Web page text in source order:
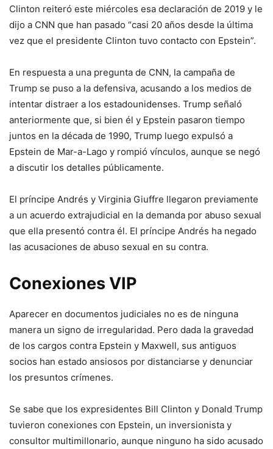
Clinton reiteró este miércoles esa declaración de 2019 y le
dijo a CNN que han pasado “casi 20 años desde la última
vez que el presidente Clinton tuvo contacto con Epstein”.
En respuesta a una pregunta de CNN, la campaña de
Trump se puso a la defensiva, acusando a los medios de
intentar distraer a los estadounidenses. Trump señaló
anteriormente que, si bien él y Epstein pasaron tiempo
juntos en la década de 1990, Trump luego expulsó a
Epstein de Mar-a-Lago y rompió vínculos, aunque se negó
a discutir los detalles públicamente.
El príncipe Andrés y Virginia Giuffre llegaron previamente
a un acuerdo extrajudicial en la demanda por abuso sexual
que ella presentó contra él. El príncipe Andrés ha negado
las acusaciones de abuso sexual en su contra.
Conexiones VIP
Aparecer en documentos judiciales no es de ninguna
manera un signo de irregularidad. Pero dada la gravedad
de los cargos contra Epstein y Maxwell, sus antiguos
socios han estado ansiosos por distanciarse y denunciar
los presuntos crímenes.
Se sabe que los expresidentes Bill Clinton y Donald Trump
tuvieron conexiones con Epstein, un inversionista y
consultor multimillonario, aunque ninguno ha sido acusado